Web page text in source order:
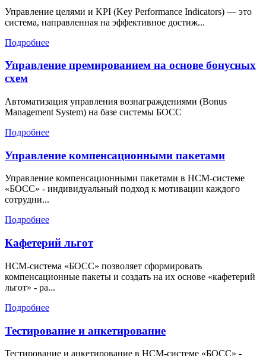
Управление целями и KPI (Key Performance Indicators) — это
система, направленная на эффективное достиж...
Подробнее
Управление премированием на основе бонусных
схем
Автоматизация управления вознаграждениями (Bonus
Management System) на базе системы БОСС
Подробнее
Управление компенсационными пакетами
Управление компенсационными пакетами в HCM-системе
«БОСС» - индивидуальный подход к мотивации каждого
сотрудни...
Подробнее
Кафетерий льгот
HCM-система «БОСС» позволяет сформировать
компенсационные пакеты и создать на их основе «кафетерий
льгот» - ра...
Подробнее
Тестирование и анкетирование
Тестирование и анкетирование в HCM-системе «БОСС» -